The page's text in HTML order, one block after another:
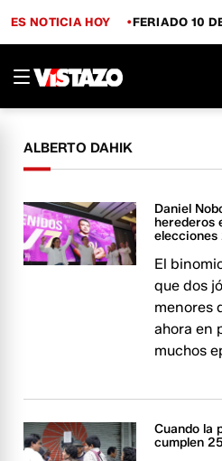
ES NOTICIA HOY FERIADO 10
ALBERTO DAHIK
Daniel
herederos
elecciones
El
que dos
menores
ahora en
muchos
Cuando la
cumplen